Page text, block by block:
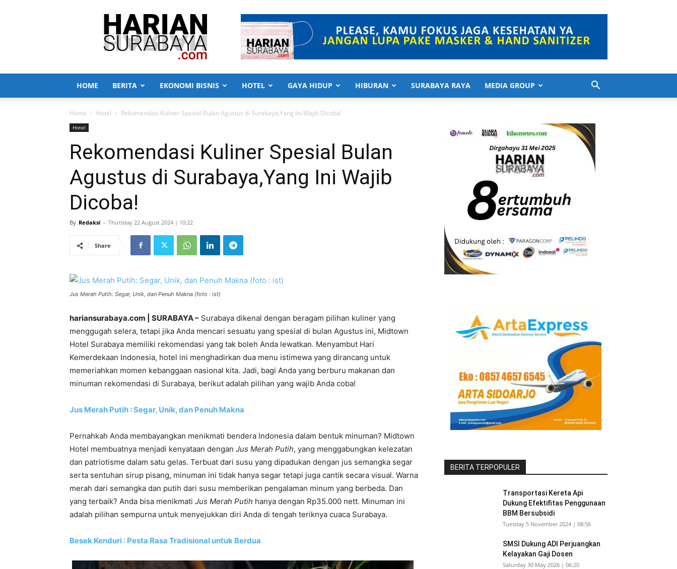
Harian
Surabaya
HOME BERITA EKONOMI BISNIS HOTEL GAYA HIDUP HIBURAN SURABAYA RAYA MEDIA GROUP
Home Hotel Rekomendasi Kuliner Spesial Bulan Agustus di Surabaya,Yang Ini Wajib Dicoba!
Hotel
Rekomendasi Kuliner Spesial Bulan
Agustus di Surabaya,Yang Ini Wajib
Dicoba!
By Redaksi - Thursday 22 August 2024 | 10:22
Share
Jus Merah Putih: Segar, Unik, dan Penuh Makna (foto : ist)
hariansurabaya.com | SURABAYA – Surabaya dikenal dengan beragam pilihan kuliner yang
menggugah selera, tetapi jika Anda mencari sesuatu yang spesial di bulan Agustus ini, Midtown
Hotel Surabaya memiliki rekomendasi yang tak boleh Anda lewatkan. Menyambut Hari
Kemerdekaan Indonesia, hotel ini menghadirkan dua menu istimewa yang dirancang untuk
memeriahkan momen kebanggaan nasional kita. Jadi, bagi Anda yang berburu makanan dan
minuman rekomendasi di Surabaya, berikut adalah pilihan yang wajib Anda coba!
Jus Merah Putih : Segar, Unik, dan Penuh Makna
Pernahkah Anda membayangkan menikmati bendera Indonesia dalam bentuk minuman? Midtown
Hotel membuatnya menjadi kenyataan dengan Jus Merah Putih, yang menggabungkan kelezatan
dan patriotisme dalam satu gelas. Terbuat dari susu yang dipadukan dengan jus semangka segar
serta sentuhan sirup pisang, minuman ini tidak hanya segar tetapi juga cantik secara visual. Warna
merah dari semangka dan putih dari susu memberikan pengalaman minum yang berbeda. Dan
yang terbaik? Anda bisa menikmati Jus Merah Putih hanya dengan Rp35.000 nett. Minuman ini
adalah pilihan sempurna untuk menyejukkan diri Anda di tengah teriknya cuaca Surabaya.
Besek Kenduri : Pesta Rasa Tradisional untuk Berdua
BERITA TERPOPULER
Transportasi Kereta Api
Dukung Efektifitas Penggunaan
BBM Bersubsidi
Tuesday 5 November 2024 | 08:56
SMSI Dukung ADI Perjuangkan
Kelayakan Gaji Dosen
Saturday 30 May 2026 | 06:20